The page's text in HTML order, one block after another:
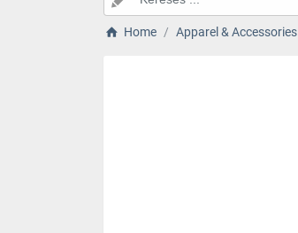
Home Apparel & Accessories